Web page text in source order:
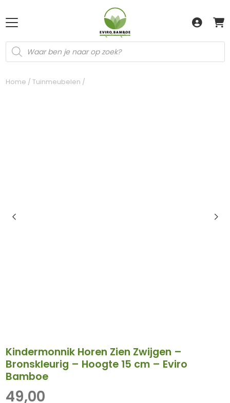
Producten
zoeken
Home / Tuinmeubelen /
Kindermonnik Horen Zien Zwijgen –
Bronskleurig – Hoogte 15 cm – Eviro
Bamboe
49,00